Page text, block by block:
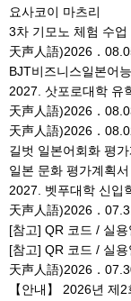
요사코이 마츠리
3차 기모노 체험 수업
天声人語)2026．
BJT비즈니스일본어
2027. 삿포로대학 유
天声人語)2026．
天声人語)2026．
길벗 일본어회화 평
일본 문화 평가계획서
2027. 벳푸대학 신입
天声人語)2026．
天声人語)2026．
【안내】 2026년 제